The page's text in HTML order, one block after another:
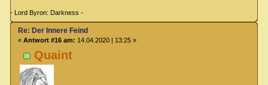
- Lord Byron: Darkness -
Quaint
Re: Der Innere Feind
« Antwort #16 am: 14.04.2020 | 13:25 »